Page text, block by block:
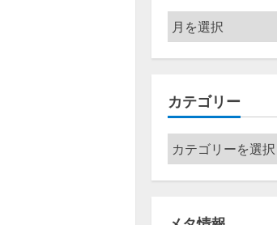
ア
ー
カ
ブ
カテゴリー
カ
テ
ゴ